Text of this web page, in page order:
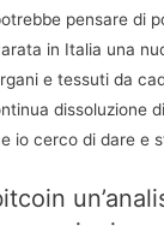
pensare di
in Italia una
e tessuti da
dissoluzione
io cerco di dare e